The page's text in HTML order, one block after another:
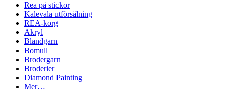
Rea på stickor
Kalevala utförsälning
REA-korg
Akryl
Blandgarn
Bomull
Brodergarn
Broderier
Diamond Painting
Mer…